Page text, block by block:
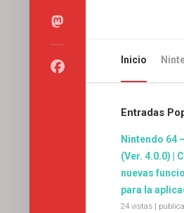
Inicio
Entradas
Nintendo 64
(Ver. 4.0.0) |
nuevas
para la
24 vistas |